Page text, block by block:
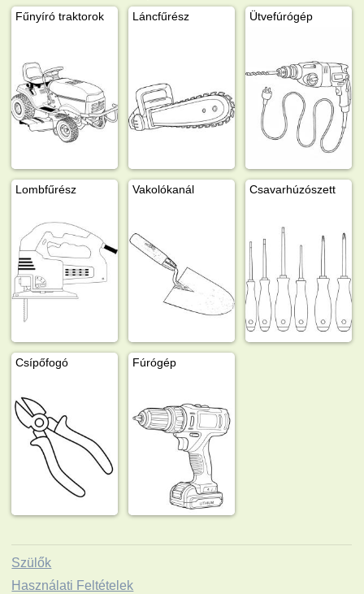
Fűnyíró traktorok Láncfűrész Ütvefúrógép
Lombfűrész Vakolókanál Csavarhúzószett
Csípőfogó Fúrógép
Szülők
Használati Feltételek